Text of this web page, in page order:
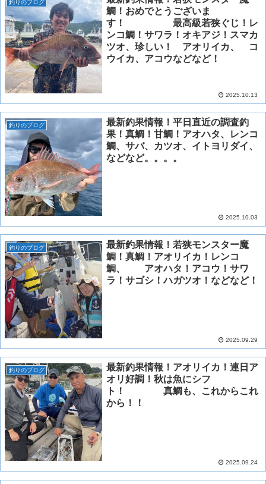
釣りのブログ
鯛！おめでとうございま
す！ 最高級若狭ぐじ！レ
ンコ鯛！サワラ！オキアジ！スマカ
ツオ、珍しい！ アオリイカ、 コ
ウイカ、アコウなどなど！
2025.10.13
釣りのブログ
最新釣果情報！平日直近の調査釣
果！真鯛！甘鯛！アオハタ、レンコ
鯛、サバ、カツオ、イトヨリダイ、
などなど。。。。
2025.10.03
釣りのブログ
最新釣果情報！若狭モンスター魔
鯛！真鯛！アオリイカ！レンコ
鯛、 アオハタ！アコウ！サワ
ラ！サゴシ！ハガツオ！などなど！
2025.09.29
釣りのブログ
最新釣果情報！アオリイカ！連日ア
オリ好調！秋は魚にシフ
ト！ 真鯛も、これからこれ
から！！
2025.09.24